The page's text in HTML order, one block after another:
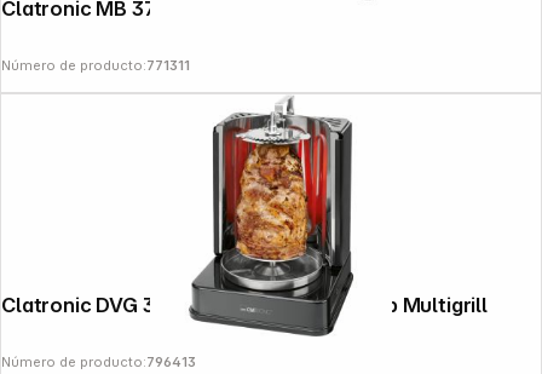
Número de producto:771311
Clatronic DVG 3686 negro Vertical Kebab Multigrill
Número de producto:796413